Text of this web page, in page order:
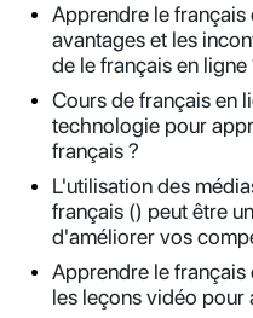
Apprendre le français
avantages et les
de le français en ligne
Cours de français en
technologie pour
français ?
L'utilisation des
français () peut être
d'améliorer vos
Apprendre le
les leçons vidéo pour